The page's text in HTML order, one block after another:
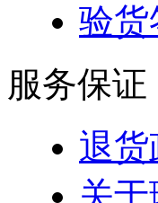
验货
服务保证
退货
关